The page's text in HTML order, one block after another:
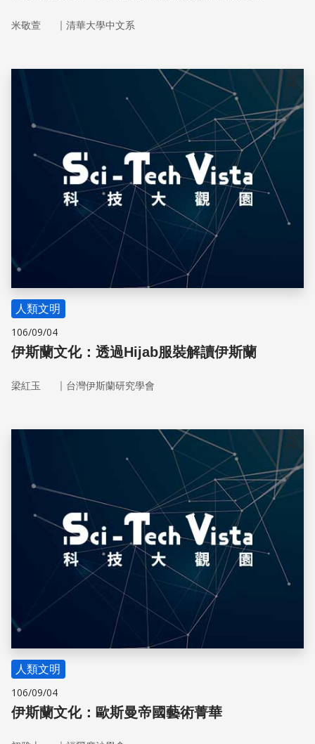
米敬萱 ｜ 清華大學中文系
儲存
人類文明
106/09/04
伊斯蘭文化：透過Hijab服裝解讀伊斯蘭
梁紅玉 ｜ 台灣伊斯蘭研究學會
儲存
人類文明
106/09/04
伊斯蘭文化：歐斯曼帝國藝術菁華